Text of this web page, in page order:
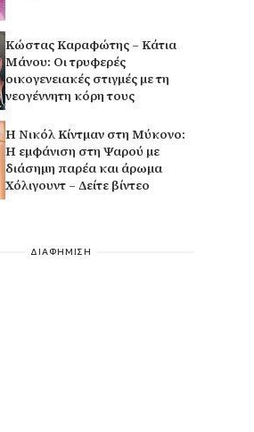
Κώστας Καραφώτης – Κάτια
Μάνου: Οι τρυφερές
οικογενειακές στιγμές με τη
νεογέννητη κόρη τους
H Νικόλ Κίντμαν στη Μύκονο:
Η εμφάνιση στη Ψαρού με
διάσημη παρέα και άρωμα
Χόλιγουντ – Δείτε βίντεο
ΔΙΑΦΗΜΙΣΗ